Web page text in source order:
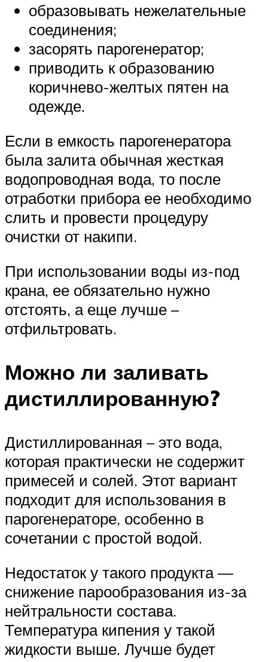
образовывать нежелательные
соединения;
засорять парогенератор;
приводить к образованию
коричнево-желтых пятен на
одежде.
Если в емкость парогенератора
была залита обычная жесткая
водопроводная вода, то после
отработки прибора ее необходимо
слить и провести процедуру
очистки от накипи.
При использовании воды из-под
крана, ее обязательно нужно
отстоять, а еще лучше –
отфильтровать.
Можно ли заливать
дистиллированную?
Дистиллированная – это вода,
которая практически не содержит
примесей и солей. Этот вариант
подходит для использования в
парогенераторе, особенно в
сочетании с простой водой.
Недостаток у такого продукта —
снижение парообразования из-за
нейтральности состава.
Температура кипения у такой
жидкости выше. Лучше будет